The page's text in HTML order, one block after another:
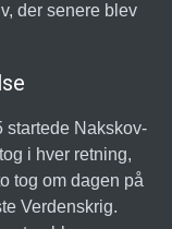
der senere blev
startede Nakskov-
i hver retning,
tog om dagen på
Verdenskrig.